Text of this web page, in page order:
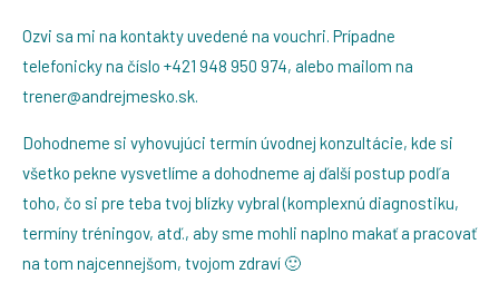
Ozvi sa mi na kontakty uvedené na vouchri. Prípadne
telefonicky na číslo +421 948 950 974, alebo mailom na
trener@andrejmesko.sk.
Dohodneme si vyhovujúci termín úvodnej konzultácie, kde si
všetko pekne vysvetlíme a dohodneme aj ďalší postup podľa
toho, čo si pre teba tvoj blízky vybral (komplexnú diagnostiku,
termíny tréningov, atď., aby sme mohli naplno makať a pracovať
na tom najcennejšom, tvojom zdraví 🙂